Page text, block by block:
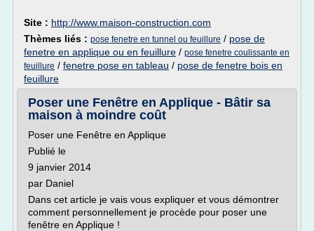
Site : http://www.maison-construction.com
Thèmes liés : pose fenetre en tunnel ou feuillure / pose de
fenetre en applique ou en feuillure / pose fenetre coulissante en
feuillure / fenetre pose en tableau / pose de fenetre bois en
feuillure
Poser une Fenêtre en Applique - Bâtir sa
maison à moindre coût
Poser une Fenêtre en Applique
Publié le
9 janvier 2014
par Daniel
Dans cet article je vais vous expliquer et vous démontrer
comment personnellement je procède pour poser une
fenêtre en Applique !